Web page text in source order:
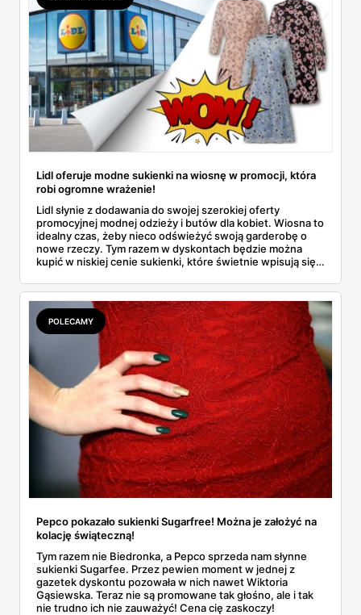
Lidl oferuje modne sukienki na wiosnę w promocji, która
robi ogromne wrażenie!
Lidl słynie z dodawania do swojej szerokiej oferty
promocyjnej modnej odzieży i butów dla kobiet. Wiosna to
idealny czas, żeby nieco odświeżyć swoją garderobę o
nowe rzeczy. Tym razem w dyskontach będzie można
kupić w niskiej cenie sukienki, które świetnie wpisują się
wyjątkową akcją zniżkową, która nie potrwa długo!
Dowiedz się więcej!
POLECAMY
Pepco pokazało sukienki Sugarfree! Można je założyć na
kolację świąteczną!
Tym razem nie Biedronka, a Pepco sprzeda nam słynne
sukienki Sugarfee. Przez pewien moment w jednej z
gazetek dyskontu pozowała w nich nawet Wiktoria
Gąsiewska. Teraz nie są promowane tak głośno, ale i tak
nie trudno ich nie zauważyć! Cena cię zaskoczy!